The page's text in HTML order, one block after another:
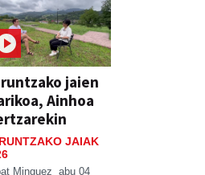
jaien
Ainhoa
JAIAK
Minguez abu 04